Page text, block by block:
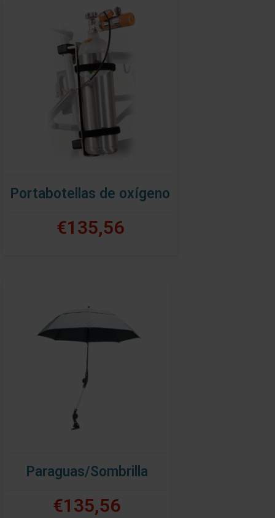
Portabotellas de oxígeno
€135,56
Paraguas/Sombrilla
€135,56